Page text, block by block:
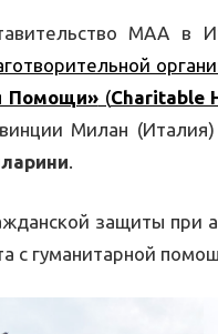
МАА в
Помощи»(Charitable
Милан
.
защиты при
с гуманитарной